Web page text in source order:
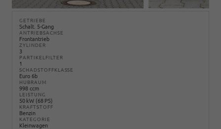
GETRIEBE
Schalt. 5-Gang
ANTRIEBSACHSE
Frontantrieb
ZYLINDER
3
PARTIKELFILTER
1
SCHADSTOFFKLASSE
Euro 6b
HUBRAUM
998 ccm
LEISTUNG
50 kW (68 PS)
KRAFTSTOFF
Benzin
KATEGORIE
Kleinwagen